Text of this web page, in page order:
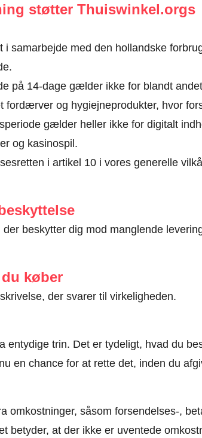
støtter Thuiswinkel.orgs
samarbejde med den hollandske
på 14-dage gælder ikke for blandt andet
fordærver og hygiejneprodukter, hvor
gælder heller ikke for digitalt
og kasinospil.
i artikel 10 i vores generelle
beskytter dig mod manglende
køber
der svarer til virkeligheden.
entydige trin. Det er tydeligt, hvad du
en chance for at rette det, inden du
omkostninger, såsom forsendelses-,
betyder, at der ikke er uventede